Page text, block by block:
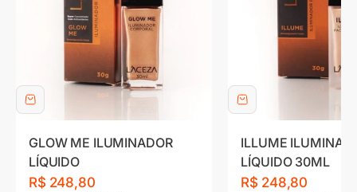
GLOW ME ILUMINADOR
LÍQUIDO
Preço promocional
R$ 248,80
ILLUME
LÍQUIDO 30ML
Preço
R$ 248,80